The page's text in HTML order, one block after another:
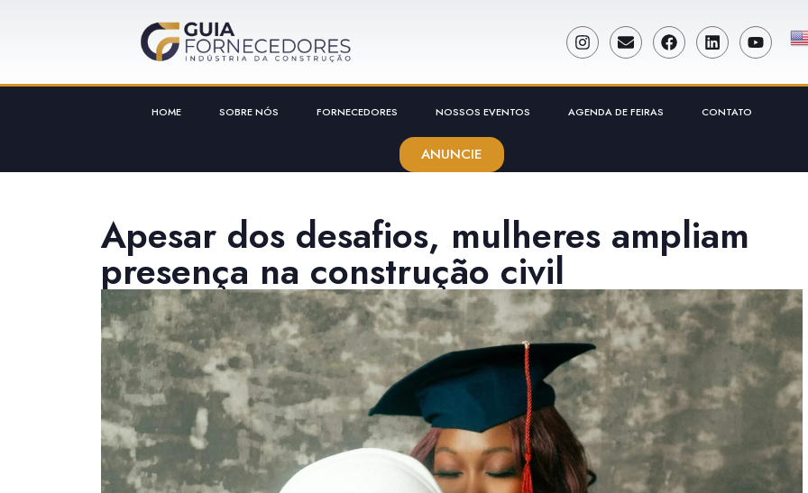
HOME SOBRE NÓS FORNECEDORES NOSSOS EVENTOS AGENDA DE FEIRAS CONTATO
ANUNCIE
Apesar dos desafios, mulheres ampliam
presença na construção civil